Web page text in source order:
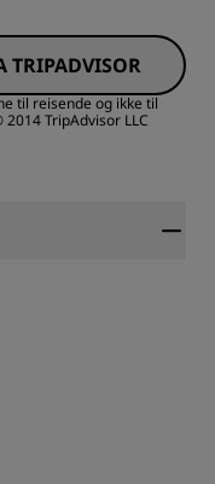
TRIPADVISOR
til reisende og ikke til
2014 TripAdvisor LLC